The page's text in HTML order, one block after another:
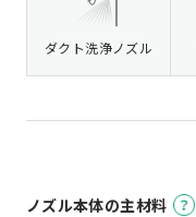
ダクト洗浄ノズル
ノズル本体の主材料